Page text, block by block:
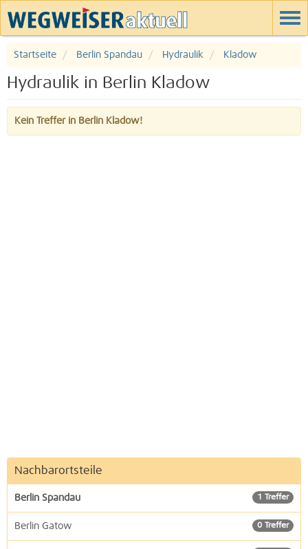
Startseite Berlin Spandau Hydraulik Kladow
Hydraulik in Berlin Kladow
Kein Treffer in Berlin Kladow!
Nachbarortsteile
1 Treffer
Berlin Spandau
0 Treffer
Berlin Gatow